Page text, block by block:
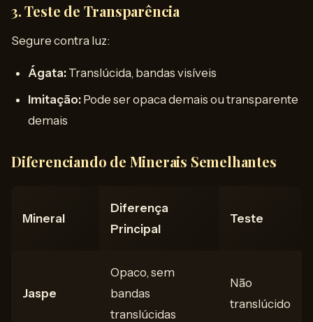
3. Teste de Transparência
Segure contra luz:
Ágata: Translúcida, bandas visíveis
Imitação: Pode ser opaca demais ou transparente
demais
Diferenciando de Minerais Semelhantes
Mineral
Diferença
Principal
Teste
Jaspe
Opaco, sem
bandas
translúcidas
Não
translúcido